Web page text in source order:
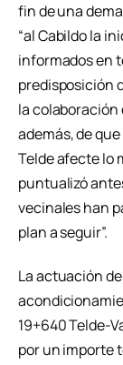
fin de una
“al Cabildo la
informados en
predisposición
la
además, de
Telde afecte lo
puntualizó
vecinales han
plan a seguir”.
La actuación
19+640 Telde-
por un importe